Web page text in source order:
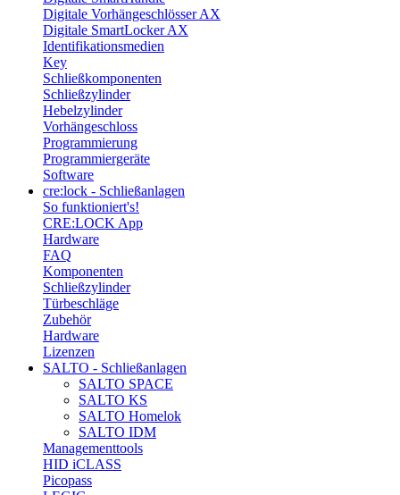
Digitale Vorhängeschlösser AX
Digitale SmartLocker AX
Identifikationsmedien
Key
Schließkomponenten
Schließzylinder
Hebelzylinder
Vorhängeschloss
Programmierung
Programmiergeräte
Software
cre:lock - Schließanlagen
So funktioniert's!
CRE:LOCK App
Hardware
FAQ
Komponenten
Schließzylinder
Türbeschläge
Zubehör
Hardware
Lizenzen
SALTO - Schließanlagen
SALTO SPACE
SALTO KS
SALTO Homelok
SALTO IDM
Managementtools
HID iCLASS
Picopass